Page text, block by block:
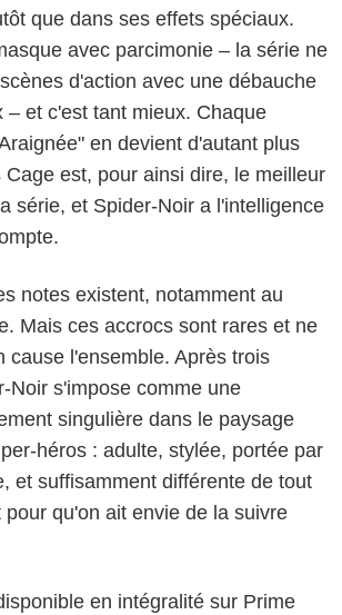
que dans ses effets spéciaux.
avec parcimonie – la série ne
d'action avec une débauche
– et c'est tant mieux. Chaque
en devient d'autant plus
est, pour ainsi dire, le meilleur
série, et Spider-Noir a l'intelligence
notes existent, notamment au
Mais ces accrocs sont rares et ne
cause l'ensemble. Après trois
Noir s'impose comme une
singulière dans le paysage
héros : adulte, stylée, portée par
et suffisamment différente de tout
qu'on ait envie de la suivre
en intégralité sur Prime